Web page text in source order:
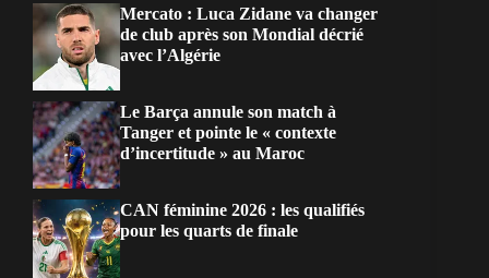
Mercato : Luca Zidane va changer
de club après son Mondial décrié
avec l’Algérie
Le Barça annule son match à
Tanger et pointe le « contexte
d’incertitude » au Maroc
CAN féminine 2026 : les qualifiés
pour les quarts de finale